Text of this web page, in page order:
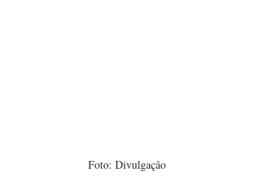
Foto: Divulgação